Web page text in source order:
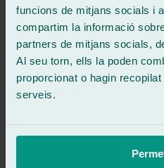
funcions de mitjans socials i
compartim la informació
partners de mitjans socials,
Al seu torn, ells la poden
proporcionat o hagin
serveis.
Un formato pensado
Queremos enseñarte cómo
forma más ágil y coordinada.
Confirma tu